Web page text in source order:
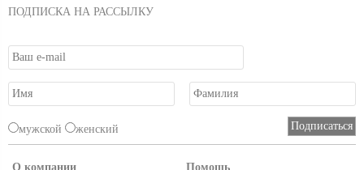
ПОДПИСКА НА РАССЫЛКУ
мужской женский
О компании Помощь